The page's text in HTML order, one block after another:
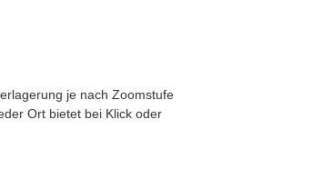
je nach Zoomstufe
Ort bietet bei Klick oder